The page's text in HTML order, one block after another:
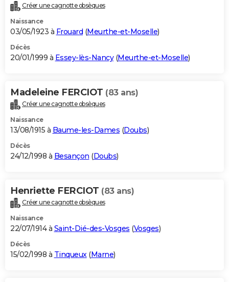
Créer une cagnotte obsèques
Naissance
03/05/1923 à Frouard (Meurthe-et-Moselle)
Décès
20/01/1999 à Essey-lès-Nancy(Meurthe-et-Moselle)
Madeleine FERCIOT (83 ans)
Créer une cagnotte obsèques
Naissance
13/08/1915 à Baume-les-Dames (Doubs)
Décès
24/12/1998 à Besançon (Doubs)
Henriette FERCIOT (83 ans)
Créer une cagnotte obsèques
Naissance
22/07/1914 à Saint-Dié-des-Vosges (Vosges)
Décès
15/02/1998 à Tinqueux (Marne)